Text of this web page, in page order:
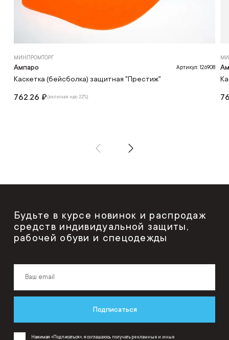
МИНПРОМТОРГ
Ампаро Артикул: 126908
Каскетка (бейсболка) защитная "Престиж"
762.26 ₽(включая ндс 22%)
Будьте в курсе новинок и распродаж
средств индивидуальной защиты,
рабочей обуви и спецодежды
Подписаться
Нажимая «Подписаться», я соглашаюсь получать рекламные и иные